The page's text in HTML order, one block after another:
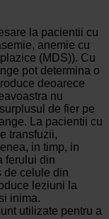
la pacientii cu
anemie cu
(MDS)). Cu
pot determina o
deoarece
nu
de fier pe
La pacientii cu
transfuzii,
in timp, in
ferului din
de celule din
leziuni la
inima.
utilizate pentru a